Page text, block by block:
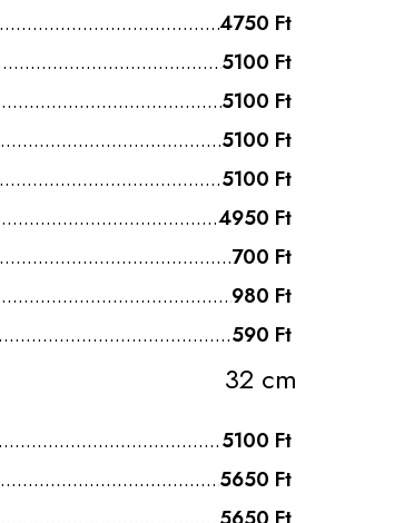
4750 Ft
5100 Ft
5100 Ft
5100 Ft
5100 Ft
4950 Ft
700 Ft
980 Ft
590 Ft
32 cm
5100 Ft
5650 Ft